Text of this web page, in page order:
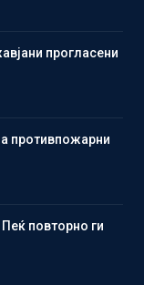
прогласени
противпожарни
повторно ги